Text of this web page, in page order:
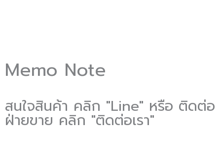
Memo Note
สนใจสินค้า คลิก "Line" หรือ ติดต่อ
ฝ่ายขาย คลิก "ติดต่อเรา"